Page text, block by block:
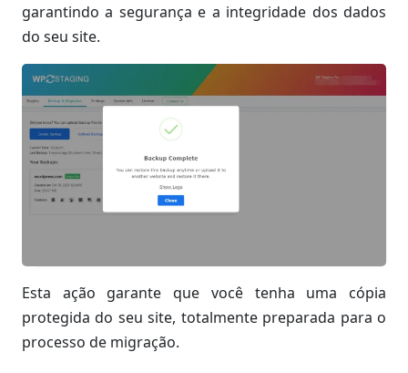
garantindo a segurança e a integridade dos dados
do seu site.
Esta ação garante que você tenha uma cópia
protegida do seu site, totalmente preparada para o
processo de migração.